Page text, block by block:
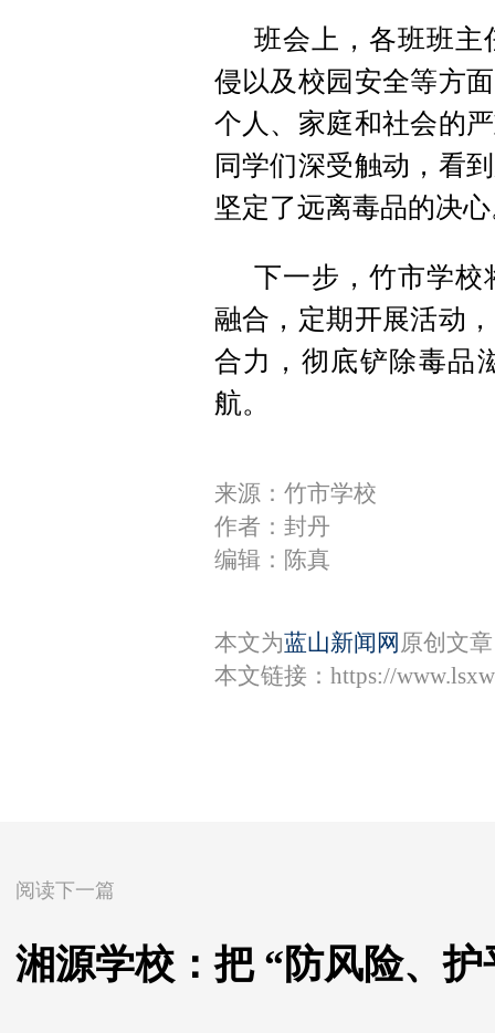
班会上，各班班主
侵以及校园安全等方
个人、家庭和社会的
同学们深受触动，看
坚定了远离毒品的决
下一步，竹市学校
融合，定期开展活动
合力，彻底铲除毒品
航。
来源：竹市学校
作者：封丹
编辑：陈真
本文为蓝山新闻网 原创文
本文链接： https://
阅读下一篇
湘源学校：把 “防风险、